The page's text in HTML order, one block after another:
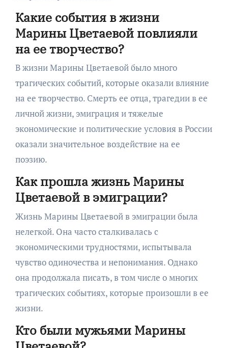
Какие события в жизни
Марины Цветаевой повлияли
на ее творчество?
В жизни Марины Цветаевой было много
трагических событий, которые оказали влияние
на ее творчество. Смерть ее отца, трагедии в ее
личной жизни, эмиграция и тяжелые
экономические и политические условия в России
оказали значительное воздействие на ее
поэзию.
Как прошла жизнь Марины
Цветаевой в эмиграции?
Жизнь Марины Цветаевой в эмиграции была
нелегкой. Она часто сталкивалась с
экономическими трудностями, испытывала
чувство одиночества и непонимания. Однако
она продолжала писать, в том числе о многих
трагических событиях, которые произошли в ее
жизни.
Кто были мужьями Марины